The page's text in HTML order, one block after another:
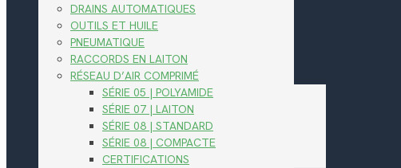
DRAINS AUTOMATIQUES
OUTILS ET HUILE
PNEUMATIQUE
RACCORDS EN LAITON
RÉSEAU D’AIR COMPRIMÉ
SÉRIE 05 | POLYAMIDE
SÉRIE 07 | LAITON
SÉRIE 08 | STANDARD
SÉRIE 08 | COMPACTE
CERTIFICATIONS